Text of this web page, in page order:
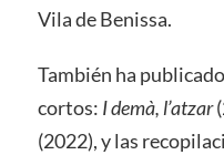
Vila de
También ha
cortos: I demà, l’atzar
(2022), y las